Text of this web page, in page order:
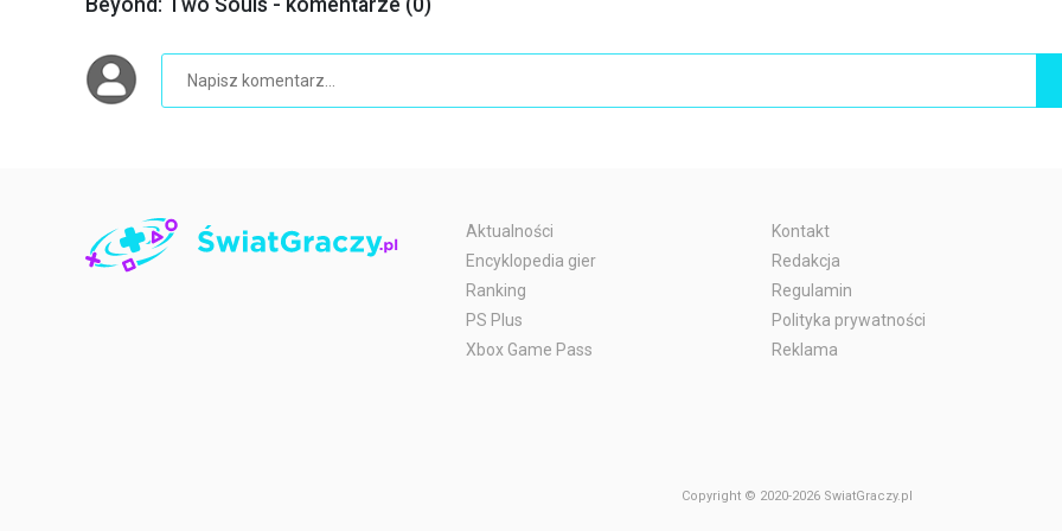
Beyond: Two Souls - komentarze (0)
Aktualności
Encyklopedia gier
Ranking
PS Plus
Xbox Game Pass
Kontakt
Redakcja
Regulamin
Polityka prywatności
Reklama
Copyright © 2020-2026 SwiatGraczy.pl